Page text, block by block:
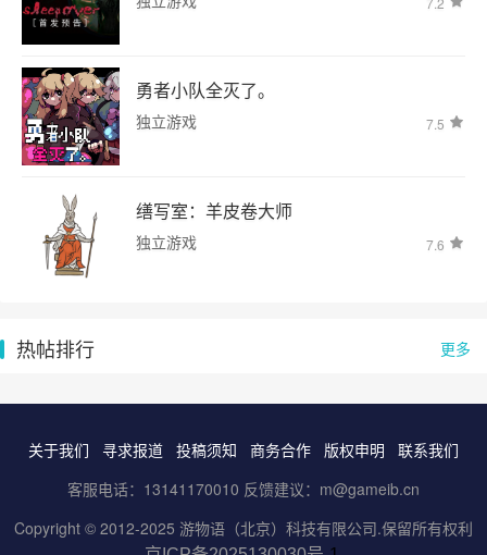
勇者小队全灭了。
独立游戏 7.5
缮写室：羊皮卷大师
独立游戏 7.6
更多
热帖排行
关于我们 寻求报道 投稿须知 商务合作 版权申明
联系我们
客服电话：13141170010 反馈建议：m@gameib.cn
Copyright © 2012-2025 游物语（北京）科技有限公司.保留所有权利